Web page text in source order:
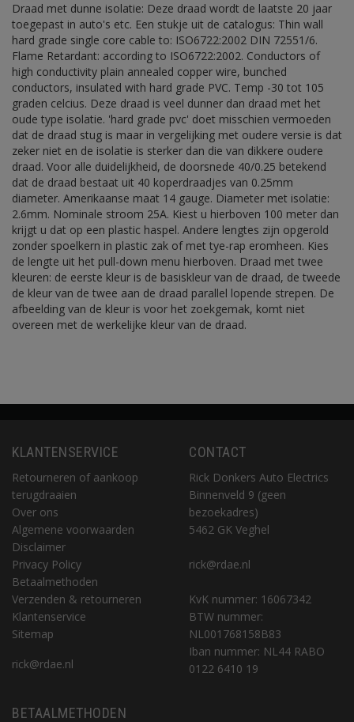
Draad met dunne isolatie: Deze draad wordt de laatste 20 jaar
toegepast in auto's etc. Een stukje uit de catalogus: Thin wall
hard grade single core cable to: ISO6722:2002 DIN 72551/6.
Flame Retardant: according to ISO6722:2002. Conductors of
high conductivity plain annealed copper wire, bunched
conductors, insulated with hard grade PVC. Temp -30 tot 105
graden celcius. Deze draad is veel dunner dan draad met het
oude type isolatie. 'hard grade pvc' doet misschien vermoeden
dat de draad stug is maar in vergelijking met oudere versie is dat
zeker niet en de isolatie is sterker dan die van dikkere oudere
draad. Voor alle duidelijkheid, de doorsnede 40/0.25 betekend
dat de draad bestaat uit 40 koperdraadjes van 0.25mm
diameter. Amerikaanse maat 14 gauge. Diameter met isolatie:
2.6mm. Nominale stroom 25A. Kiest u hierboven 100 meter dan
krijgt u dat op een plastic haspel. Andere lengtes zijn opgerold
zonder spoelkern in plastic zak of met tye-rap eromheen. Kies
de lengte uit het pull-down menu hierboven. Draad met twee
kleuren: de eerste kleur is de basiskleur van de draad, de tweede
de kleur van de twee aan de draad parallel lopende strepen. De
afbeelding van de kleur is voor het zoekgemak, komt niet
overeen met de werkelijke kleur van de draad.
KLANTENSERVICE
Retourneren of aankoop
terugdraaien
Over ons
Algemene voorwaarden
Disclaimer
Privacy Policy
Betaalmethoden
Verzenden & retourneren
Klantenservice
Sitemap
rick@rdae.nl
CONTACT
Rick Donkers Auto Electrics
Binnenveld 9 (geen
bezoekadres)
5462 GK Veghel
rick@rdae.nl
KvK nummer: 16067342
BTW nummer:
NL001768158B83
Iban nummer: NL44 RABO
0122 6410 19
BETAALMETHODEN